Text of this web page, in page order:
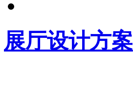
展厅设计方案